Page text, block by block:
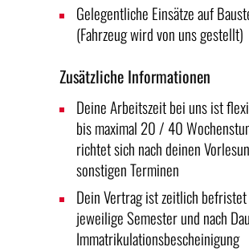
Gelegentliche Einsätze auf
(Fahrzeug wird von uns gestellt)
Zusätzliche Informationen
Deine Arbeitszeit bei uns ist
bis maximal 20 / 40
richtet sich nach deinen
sonstigen Terminen
Dein Vertrag ist zeitlich
jeweilige Semester und nach
Immatrikulationsbescheinigung